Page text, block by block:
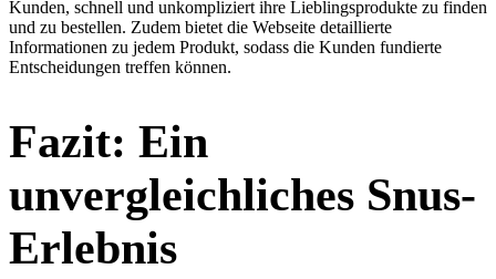
Kunden, schnell und unkompliziert ihre Lieblingsprodukte zu finden
und zu bestellen. Zudem bietet die Webseite detaillierte
Informationen zu jedem Produkt, sodass die Kunden fundierte
Entscheidungen treffen können.
Fazit: Ein
unvergleichliches Snus-
Erlebnis